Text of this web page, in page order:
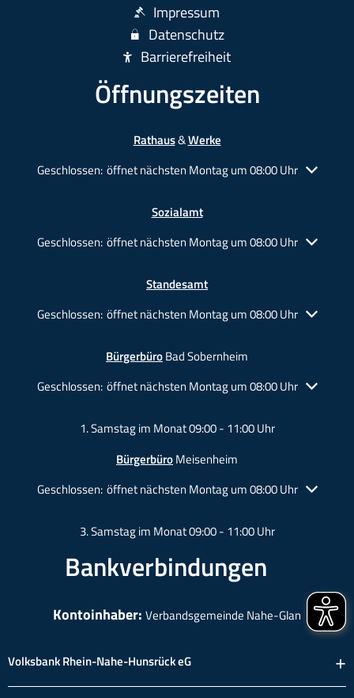
Impressum
Datenschutz
Barrierefreiheit
Öffnungszeiten
Rathaus&Werke
Klicken, um weitere Öffnungs- oder Schließzeiten
Geschlossen: öffnet nächsten Montag um 08:00 Uhr
Sozialamt
Klicken, um weitere Öffnungs- oder Schließzeiten
Geschlossen: öffnet nächsten Montag um 08:00 Uhr
Standesamt
Klicken, um weitere Öffnungs- oder Schließzeiten
Geschlossen: öffnet nächsten Montag um 08:00 Uhr
BürgerbüroBad Sobernheim
Klicken, um weitere Öffnungs- oder Schließzeiten
Geschlossen: öffnet nächsten Montag um 08:00 Uhr
1. Samstag im Monat 09:00 - 11:00 Uhr
BürgerbüroMeisenheim
Klicken, um weitere Öffnungs- oder Schließzeiten
Geschlossen: öffnet nächsten Montag um 08:00 Uhr
3. Samstag im Monat 09:00 - 11:00 Uhr
Bankverbindungen
Kontoinhaber: Verbandsgemeinde Nahe-Glan
Volksbank Rhein-Nahe-Hunsrück eG